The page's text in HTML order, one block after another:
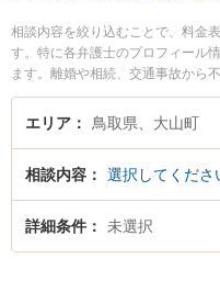
相談内容を絞り込むことで、料金
す。特に各弁護士のプロフィール
ます。離婚や相続、交通事故から
く取り扱う弁護士が多数。こんな
い。大山町で土日や夜間に発生し
る大山町内の弁護士に相談予約し
です。
エリア 鳥取県、大山町
相談内容 選択してくださ
詳細条件 未選択